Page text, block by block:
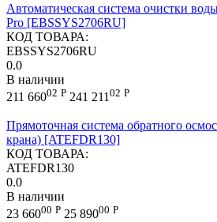
Автоматическая система очистки
Pro [EBSSYS2706RU]
КОД ТОВАРА:
EBSSYS2706RU
0.0
В наличии
211 66002 Р 241 211 02 Р
Прямоточная система обратного
крана) [ATEFDR130]
КОД ТОВАРА:
ATEFDR130
0.0
В наличии
23 66000 Р 25 89000 Р